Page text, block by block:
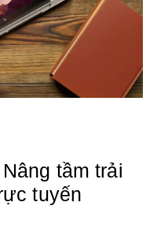
tầm trải
tuyến